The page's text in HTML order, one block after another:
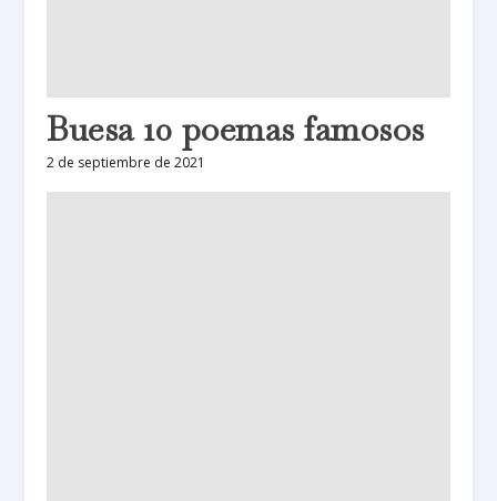
Buesa 10 poemas famosos
2 de septiembre de 2021